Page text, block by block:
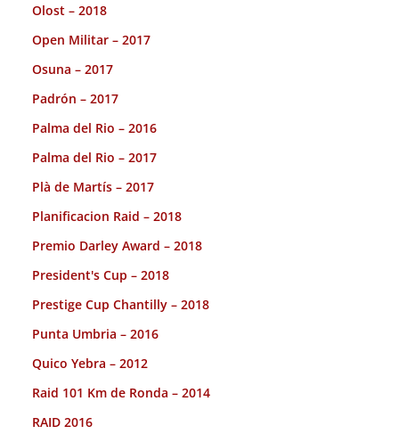
Olost – 2018
Open Militar – 2017
Osuna – 2017
Padrón – 2017
Palma del Rio – 2016
Palma del Rio – 2017
Plà de Martís – 2017
Planificacion Raid – 2018
Premio Darley Award – 2018
President's Cup – 2018
Prestige Cup Chantilly – 2018
Punta Umbria – 2016
Quico Yebra – 2012
Raid 101 Km de Ronda – 2014
RAID 2016